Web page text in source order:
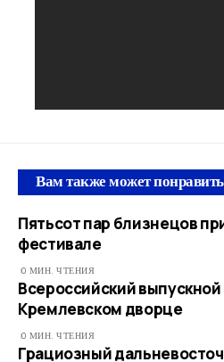
Вам также может
Пятьсот пар близнецов
фестивале
0 МИН. ЧТЕНИЯ
Всероссийский
Кремлевском дворце
0 МИН. ЧТЕНИЯ
Грациозный